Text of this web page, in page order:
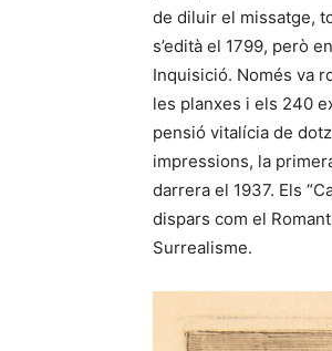
de diluir el missatge,
s’edità el 1799, però
Inquisició. Només va
les planxes i els 240
pensió vitalícia de
impressions, la
darrera el 1937. Els
dispars com el
Surrealisme.